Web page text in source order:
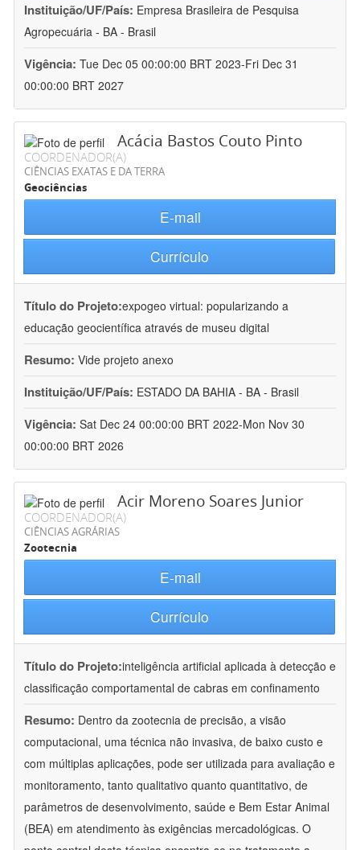
Instituição/UF/País: Empresa Brasileira de Pesquisa
Agropecuária - BA - Brasil
Vigência: Tue Dec 05 00:00:00 BRT 2023-Fri Dec 31
00:00:00 BRT 2027
Acácia Bastos Couto Pinto
COORDENADOR(A)
CIÊNCIAS EXATAS E DA TERRA
Geociências
E-mail
Currículo
Título do Projeto:expogeo virtual: popularizando a
educação geocientífica através de museu digital
Resumo: Vide projeto anexo
Instituição/UF/País: ESTADO DA BAHIA - BA - Brasil
Vigência: Sat Dec 24 00:00:00 BRT 2022-Mon Nov 30
00:00:00 BRT 2026
Acir Moreno Soares Junior
COORDENADOR(A)
CIÊNCIAS AGRÁRIAS
Zootecnia
E-mail
Currículo
Título do Projeto:inteligência artificial aplicada à detecção e
classificação comportamental de cabras em confinamento
Resumo: Dentro da zootecnia de precisão, a visão
computacional, uma técnica não invasiva, de baixo custo e
com múltiplas aplicações, pode ser utilizada para avaliação e
monitoramento, tanto qualitativo quanto quantitativo, de
parâmetros de desenvolvimento, saúde e Bem Estar Animal
(BEA) em atendimento às exigências mercadológicas. O